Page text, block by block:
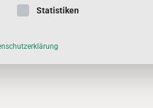
oder Niederlage, dass der Körper
Service-Gruppe ist
Statistiken